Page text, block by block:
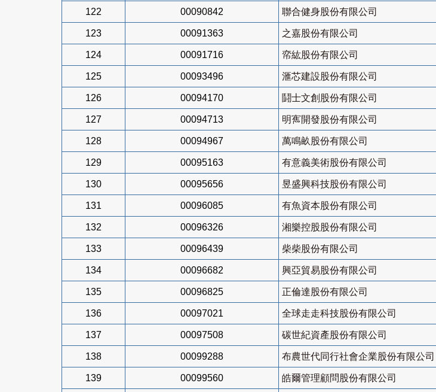
122 00090842 聯合健身股份有限公司
123 00091363 之嘉股份有限公司
124 00091716 帟紘股份有限公司
125 00093496 滙芯建設股份有限公司
126 00094170 鬪士文創股份有限公司
127 00094713 明寯開發股份有限公司
128 00094967 萬鳴畝股份有限公司
129 00095163 有意義美術股份有限公司
130 00095656 昱盛興科技股份有限公司
131 00096085 有魚資本股份有限公司
132 00096326 湘樂控股股份有限公司
133 00096439 柴柴股份有限公司
134 00096682 興亞貿易股份有限公司
135 00096825 正倫達股份有限公司
136 00097021 全球走走科技股份有限公司
137 00097508 碳世紀資產股份有限公司
138 00099288 布農世代同行社會企業股份有限公司
139 00099560 皓爾管理顧問股份有限公司